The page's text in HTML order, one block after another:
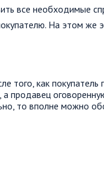
все необходимые
На этом же
того, как покупатель
продавец
то вполне можно